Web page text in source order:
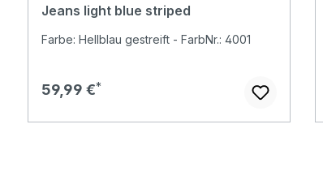
Jeans light blue striped
Farbe: Hellblau gestreift - FarbNr.: 4001
Regulärer Preis:
59,99 €